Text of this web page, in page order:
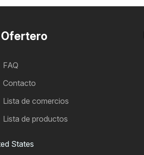
Ofertero
FAQ
Contacto
Lista de comercios
Lista de productos
States